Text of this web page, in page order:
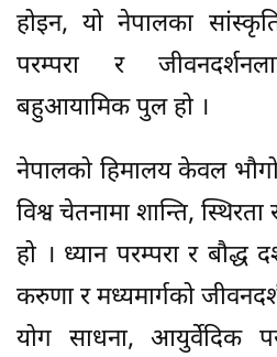
होइन, यो नेपालका
परम्परा र
बहुआयामिक पुल हो ।
नेपालको हिमालय केवल
विश्व चेतनामा शान्ति,
हो । ध्यान परम्परा र बौद्ध
करुणा र मध्यमार्गको
योग साधना, आयुर्वेदिक